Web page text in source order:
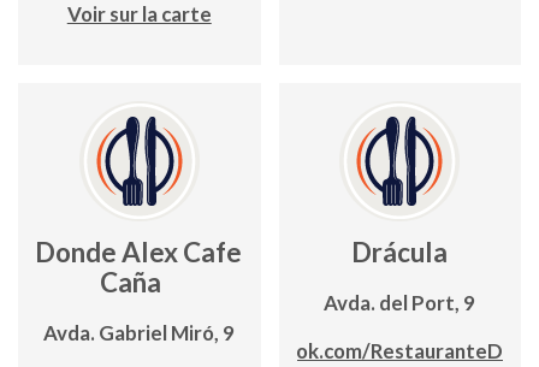
Voir sur la carte
Donde Alex Cafe y
Caña
Avda. Gabriel Miró, 9
Drácula
Avda. del Port, 9
www.facebook.com/